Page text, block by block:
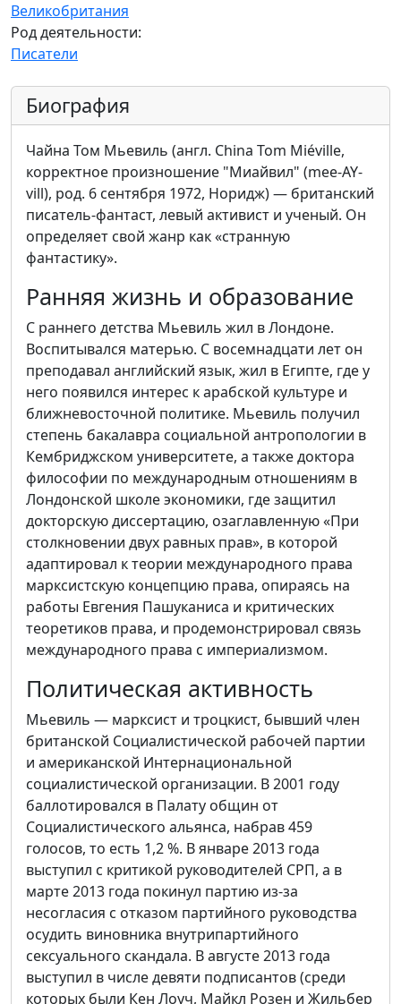
Великобритания
Род деятельности:
Писатели
Биография
Чайна Том Мьевиль (англ. China Tom Miéville,
корректное произношение "Миайвил" (mee-AY-
vill), род. 6 сентября 1972, Норидж) — британский
писатель-фантаст, левый активист и ученый. Он
определяет свой жанр как «странную
фантастику».
Ранняя жизнь и образование
С раннего детства Мьевиль жил в Лондоне.
Воспитывался матерью. С восемнадцати лет он
преподавал английский язык, жил в Египте, где у
него появился интерес к арабской культуре и
ближневосточной политике. Мьевиль получил
степень бакалавра социальной антропологии в
Кембриджском университете, а также доктора
философии по международным отношениям в
Лондонской школе экономики, где защитил
докторскую диссертацию, озаглавленную «При
столкновении двух равных прав», в которой
адаптировал к теории международного права
марксистскую концепцию права, опираясь на
работы Евгения Пашуканиса и критических
теоретиков права, и продемонстрировал связь
международного права с империализмом.
Политическая активность
Мьевиль — марксист и троцкист, бывший член
британской Социалистической рабочей партии
и американской Интернациональной
социалистической организации. В 2001 году
баллотировался в Палату общин от
Социалистического альянса, набрав 459
голосов, то есть 1,2 %. В январе 2013 года
выступил с критикой руководителей СРП, а в
марте 2013 года покинул партию из-за
несогласия с отказом партийного руководства
осудить виновника внутрипартийного
сексуального скандала. В августе 2013 года
выступил в числе девяти подписантов (среди
которых были Кен Лоуч, Майкл Розен и Жильбер